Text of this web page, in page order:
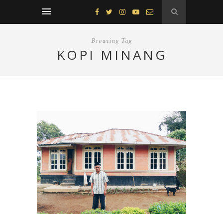
Browsing Tag
KOPI MINANG